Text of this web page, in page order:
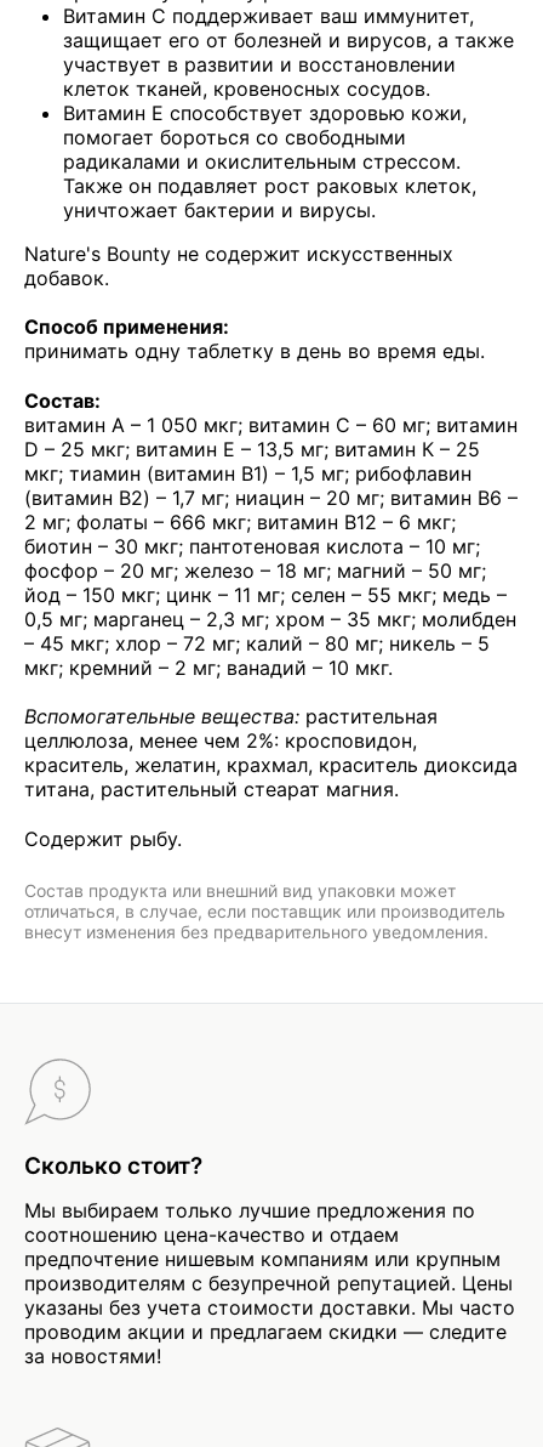
Витамин С поддерживает ваш иммунитет,
защищает его от болезней и вирусов, а также
участвует в развитии и восстановлении
клеток тканей, кровеносных сосудов.
Витамин Е способствует здоровью кожи,
помогает бороться со свободными
радикалами и окислительным стрессом.
Также он подавляет рост раковых клеток,
уничтожает бактерии и вирусы.
Nature's Bounty не содержит искусственных
добавок.
Способ применения:
принимать одну таблетку в день во время еды.
Состав:
витамин А – 1 050 мкг; витамин С – 60 мг; витамин
D – 25 мкг; витамин Е – 13,5 мг; витамин К – 25
мкг; тиамин (витамин B1) – 1,5 мг; рибофлавин
(витамин B2) – 1,7 мг; ниацин – 20 мг; витамин B6 –
2 мг; фолаты – 666 мкг; витамин B12 – 6 мкг;
биотин – 30 мкг; пантотеновая кислота – 10 мг;
фосфор – 20 мг; железо – 18 мг; магний – 50 мг;
йод – 150 мкг; цинк – 11 мг; селен – 55 мкг; медь –
0,5 мг; марганец – 2,3 мг; хром – 35 мкг; молибден
– 45 мкг; хлор – 72 мг; калий – 80 мг; никель – 5
мкг; кремний – 2 мг; ванадий – 10 мкг.
Вспомогательные вещества: растительная
целлюлоза, менее чем 2%: кросповидон,
краситель, желатин, крахмал, краситель диоксида
титана, растительный стеарат магния.
Содержит рыбу.
Состав продукта или внешний вид упаковки может
отличаться, в случае, если поставщик или производитель
внесут изменения без предварительного уведомления.
Сколько стоит?
Мы выбираем только лучшие предложения по
соотношению цена-качество и отдаем
предпочтение нишевым компаниям или крупным
производителям с безупречной репутацией. Цены
указаны без учета стоимости доставки. Мы часто
проводим акции и предлагаем скидки — следите
за новостями!